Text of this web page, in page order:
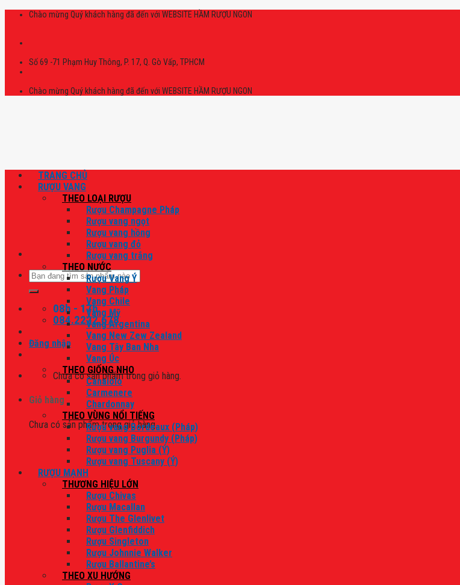
Skip
Chào mừng Quý khách hàng đã đến với WEBSITE HẦM RƯỢU NGON
Số 69 -71 Phạm Huy Thông, P. 17, Q. Gò Vấp, TPHCM
Chào mừng Quý khách hàng đã đến với WEBSITE HẦM RƯỢU NGON
Tìm
kiếm:
08h - 17h
084.2222.678
Đăng nhập
Chưa có sản phẩm trong giỏ hàng.
Giỏ hàng
Chưa có sản phẩm trong giỏ hàng.
TRANG CHỦ
RƯỢU VANG
THEO LOẠI RƯỢU
Rượu Champagne Pháp
Rượu vang ngọt
Rượu vang hồng
Rượu vang đỏ
Rượu vang trắng
THEO NƯỚC
Rượu Vang Ý
Vang Pháp
Vang Chile
Vang Mỹ
Vang Argentina
Vang New Zew Zealand
Vang Tây Ban Nha
Vang Úc
THEO GIỐNG NHO
Canaiolo
Carmenere
Chardonnay
THEO VÙNG NỔI TIẾNG
Rượu vang Bordeaux (Pháp)
Rượu vang Burgundy (Pháp)
Rượu vang Puglia (Ý)
Rượu vang Tuscany (Ý)
RƯỢU MẠNH
THƯƠNG HIỆU LỚN
Rượu Chivas
Rượu Macallan
Rượu The Glenlivet
Rượu Glenfiddich
Rượu Singleton
Rượu Johnnie Walker
Rượu Ballantine’s
THEO XU HƯỚNG